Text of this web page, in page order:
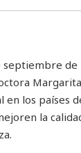
septiembre de
en los países
la